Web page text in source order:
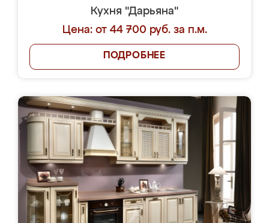
Кухня "Дарьяна"
Цена: от 44 700 руб. за п.м.
ПОДРОБНЕЕ